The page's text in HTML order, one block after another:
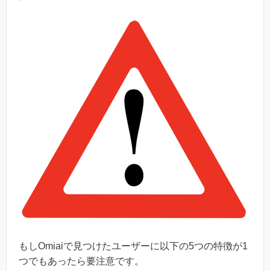
もしOmiaiで見つけたユーザーに以下の5つの特徴が1
つでもあったら要注意です。